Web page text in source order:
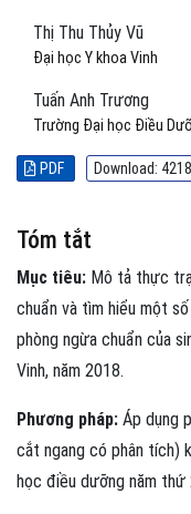
Thị Thu Thủy Vũ
Đại học Y khoa Vinh
Tuấn Anh Trương
Trường Đại học Điều
PDF Download: 4218
Tóm tắt
Mục tiêu: Mô tả thực
chuẩn và tìm hiểu một
phòng ngừa chuẩn của
Vinh, năm 2018.
Phương pháp: Áp dụng
cắt ngang có phân tích)
học điều dưỡng năm